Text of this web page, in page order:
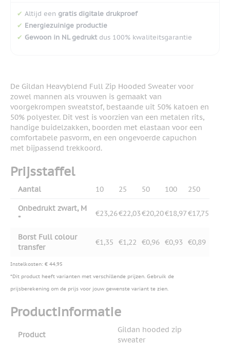
✔ Altijd een gratis digitale drukproef
✔ Energiezuinige productie
✔ Gewoon in NL gedruktdus 100% kwaliteitsgarantie
De Gildan Heavyblend Full Zip Hooded Sweater voor
zowel mannen als vrouwen is gemaakt van
voorgekrompen sweatstof, bestaande uit 50% katoen en
50% polyester. Dit vest is voorzien van een metalen rits,
handige buidelzakken, boorden met elastaan voor een
comfortabele pasvorm, en een ongevoerde capuchon
met bijpassend trekkoord.
Prijsstaffel
Aantal 10 25 50 100 250
Onbedrukt zwart, M
*
€23,26€22,03€20,20€18,97€17,75
Borst Full colour
transfer
€1,35 €1,22 €0,96 €0,93 €0,89
Instelkosten: € 44,95
*Dit product heeft varianten met verschillende prijzen. Gebruik de
prijsberekening om de prijs voor jouw gewenste variant te zien.
Productinformatie
Product
Gildan hooded zip
sweater